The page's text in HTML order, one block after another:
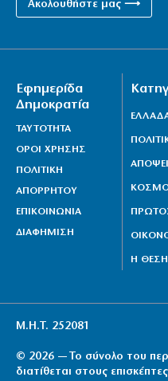
Ακολουθήστε μας ⟶
Εφημερίδα
Δημοκρατία
ΤΑΥΤΟΤΗΤΑ
ΟΡΟΙ ΧΡΗΣΗΣ
ΠΟΛΙΤΙΚΗ
ΑΠΟΡΡΗΤΟΥ
ΕΠΙΚΟΙΝΩΝΙΑ
ΔΙΑΦΗΜΙΣΗ
Η
Μ.Η.Τ. 252081
© 2026 — Το σύνολο του
διατίθεται στους